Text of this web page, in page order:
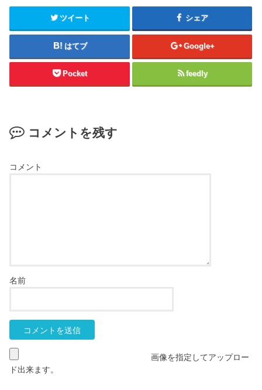
ツイート シェア
はてブ Google+
Pocket feedly
コメントを残す
コメント
名前
画像を指定してアップロー
ド出来ます。